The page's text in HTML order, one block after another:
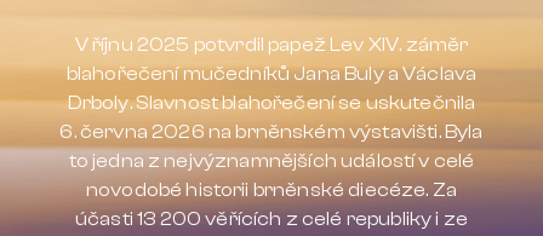
V říjnu 2025 potvrdil papež Lev XIV. záměr
blahořečení mučedníků Jana Buly a Václava
Drboly. Slavnost blahořečení se uskutečnila
6. června 2026 na brněnském výstavišti. Byla
to jedna z nejvýznamnějších událostí v celé
novodobé historii brněnské diecéze. Za
účasti 13 200 věřících z celé republiky i ze